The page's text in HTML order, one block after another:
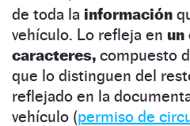
de toda la información
vehículo. Lo refleja en un
caracteres, compuesto
que lo distinguen del
reflejado en la
vehículo (permiso de